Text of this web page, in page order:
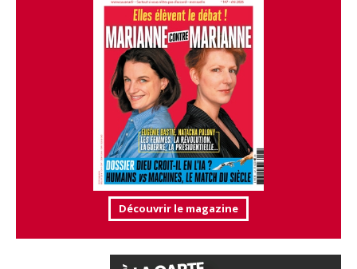
Découvrir le magazine